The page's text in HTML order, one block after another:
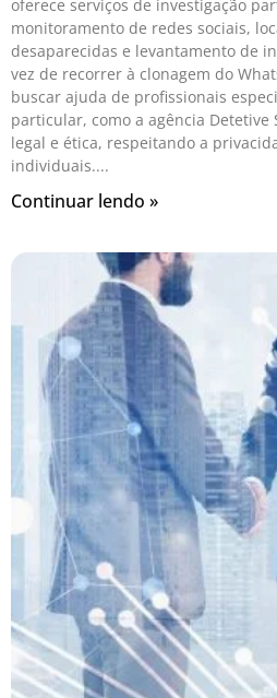
oferece serviços de investigação
monitoramento de redes sociais,
desaparecidas e levantamento de
vez de recorrer à clonagem do
buscar ajuda de profissionais
particular, como a agência Detetive
legal e ética, respeitando a
individuais.
Continuar lendo »